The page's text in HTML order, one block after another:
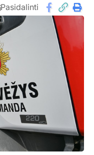
Pasidalinti